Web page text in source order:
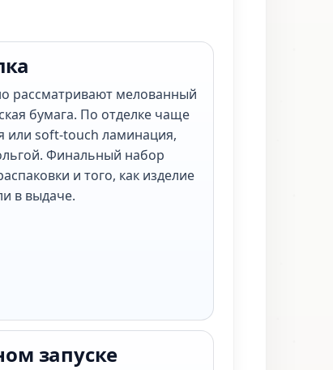
рассматривают мелованный
бумага. По отделке чаще
или soft-touch ламинация,
Финальный набор
и того, как изделие
в выдаче.
запуске